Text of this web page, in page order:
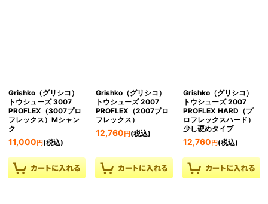
Grishko（グリシコ）
トウシューズ 3007
PROFLEX（3007プロ
フレックス）Mシャン
ク
11,000 円 (税込)
Grishko（グリシコ）
トウシューズ 2007
PROFLEX（2007プロ
フレックス）
12,760 円(税込)
Grishko（グリシコ）
トウシューズ 2007
PROFLEX HARD（プ
ロフレックスハード）
少し硬めタイプ
12,760 円(税込)